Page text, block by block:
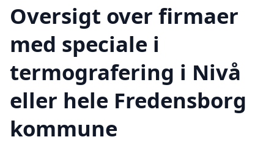
Oversigt over firmaer
med speciale i
termografering i Nivå
eller hele Fredensborg
kommune